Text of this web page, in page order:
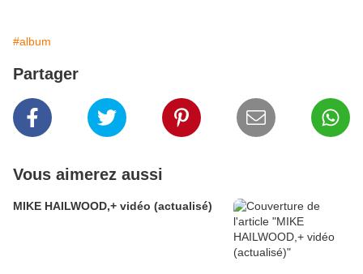
#album
Partager
Vous aimerez aussi
MIKE HAILWOOD,+ vidéo (actualisé)